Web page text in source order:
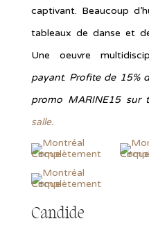
captivant. Beaucoup
tableaux de danse et
Une oeuvre
payant. Profite de 15%
promo MARINE15 sur
salle.
Candide